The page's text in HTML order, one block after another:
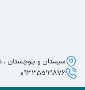
سیستان و بلوچستان ،
09335599876